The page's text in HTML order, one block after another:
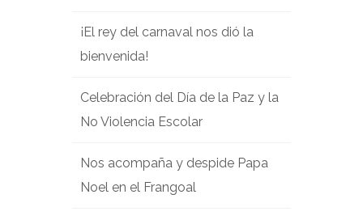
¡El rey del carnaval nos dió la
bienvenida!
Celebración del Día de la Paz y la
No Violencia Escolar
Nos acompaña y despide Papa
Noel en el Frangoal